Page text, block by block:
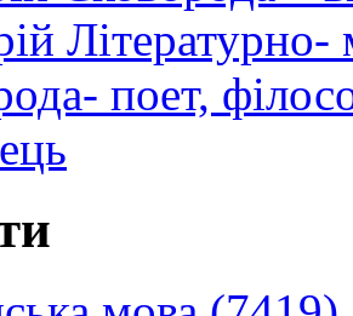
поет,